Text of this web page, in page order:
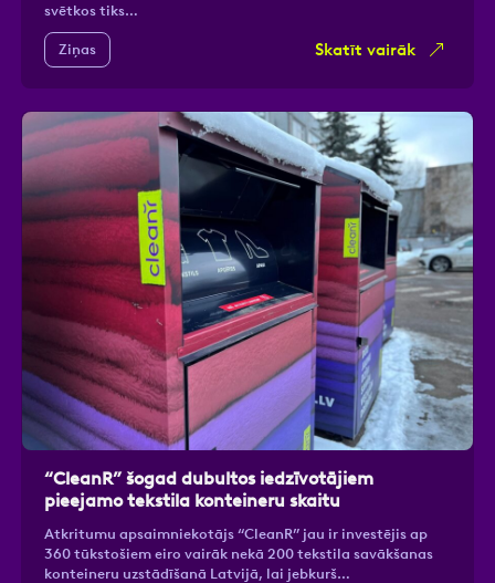
svētkos tiks…
Ziņas Skatīt vairāk
“CleanR” šogad dubultos iedzīvotājiem
pieejamo tekstila konteineru skaitu
Atkritumu apsaimniekotājs “CleanR” jau ir investējis ap
360 tūkstošiem eiro vairāk nekā 200 tekstila savākšanas
konteineru uzstādīšanā Latvijā, lai jebkurš…